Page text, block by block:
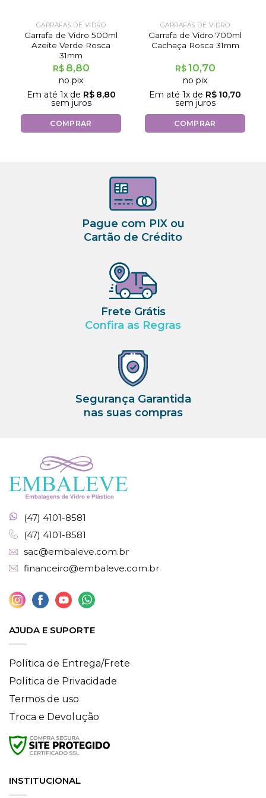
GARRAFAS DE VIDRO
Garrafa de Vidro 500ml
Azeite Verde Rosca
31mm
R$ 8,80
no pix
Em até 1x de R$ 8,80
sem juros
COMPRAR
GARRAFAS DE VIDRO
Garrafa de Vidro 700ml
Cachaça Rosca 31mm
R$10,70
no pix
Em até 1x de R$ 10,70
sem juros
COMPRAR
Pague com PIX ou
Cartão de Crédito
Frete Grátis
Confira as Regras
Segurança Garantida
nas suas compras
(47) 4101-8581
(47) 4101-8581
sac@embaleve.com.br
financeiro@embaleve.com.br
AJUDA E SUPORTE
Política de Entrega/Frete
Política de Privacidade
Termos de uso
Troca e Devolução
INSTITUCIONAL